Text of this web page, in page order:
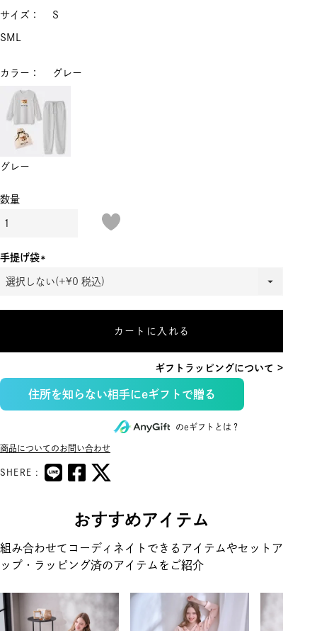
サイズ S
S M
カラー グレー
グレー
手提げ袋
(必
カートに入れる
ギフトラッピングについて >
住所を知らない相手にeギフトで贈る
のeギフトとは？
商品についてのお問い合わせ
SHERE :
おすすめアイテム
組み合わせてコーディネイトできるアイテムやセットア
ップ・ラッピング済のアイテムをご紹介